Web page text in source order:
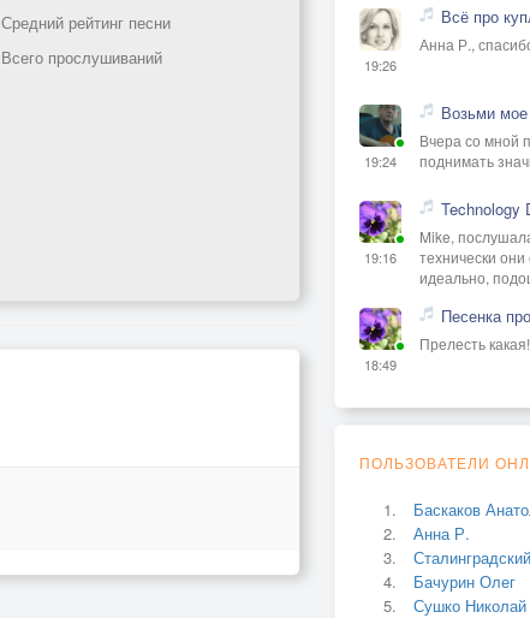
Средний рейтинг песни
Всего прослушиваний
19:26
Всё про
Анна Р.,
19:24
Возьми
Вчера со мной
поднимать
19:16
Technology
Mike,
технически
идеально,
18:49
Песенка
Прелесть
ПОЛЬЗОВАТЕЛИ
Баскаков
Анна Р.
Бачурин Олег
Сушко Николай